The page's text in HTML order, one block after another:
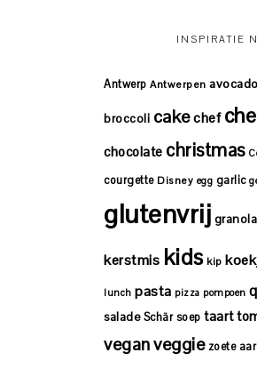
INSPIRATIE
Antwerp Antwerpen avocado
broccoli cakechef
chocolate christmas
courgette Disney egg garlic
glutenvrij granola
kerstmis kids kip
lunch pasta pizza pompoen
salade Schär soep taart
veganveggie zoete